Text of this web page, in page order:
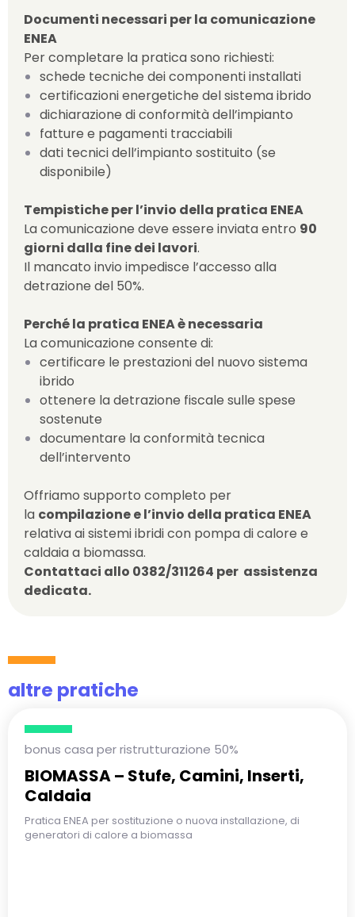
Documenti necessari per la comunicazione
ENEA
Per completare la pratica sono richiesti:
schede tecniche dei componenti installati
certificazioni energetiche del sistema ibrido
dichiarazione di conformità dell’impianto
fatture e pagamenti tracciabili
dati tecnici dell’impianto sostituito (se
disponibile)
Tempistiche per l’invio della pratica ENEA
La comunicazione deve essere inviata entro 90
giorni dalla fine dei lavori.
Il mancato invio impedisce l’accesso alla
detrazione del 50%.
Perché la pratica ENEA è necessaria
La comunicazione consente di:
certificare le prestazioni del nuovo sistema
ibrido
ottenere la detrazione fiscale sulle spese
sostenute
documentare la conformità tecnica
dell’intervento
Offriamo supporto completo per
la compilazione e l’invio della pratica ENEA
relativa ai sistemi ibridi con pompa di calore e
caldaia a biomassa.
Contattaci allo 0382/311264 per assistenza
dedicata.
altre pratiche
bonus casa per ristrutturazione 50%
BIOMASSA – Stufe, Camini, Inserti,
Caldaia
Pratica ENEA per sostituzione o nuova installazione, di
generatori di calore a biomassa